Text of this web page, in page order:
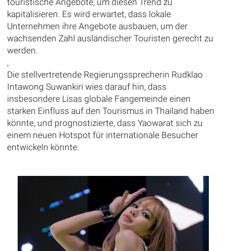
touristische Angebote, um diesen Trend zu
kapitalisieren. Es wird erwartet, dass lokale
Unternehmen ihre Angebote ausbauen, um der
wachsenden Zahl ausländischer Touristen gerecht zu
werden.
,
Die stellvertretende Regierungssprecherin Rudklao
Intawong Suwankiri wies darauf hin, dass
insbesondere Lisas globale Fangemeinde einen
starken Einfluss auf den Tourismus in Thailand haben
könnte, und prognostizierte, dass Yaowarat sich zu
einem neuen Hotspot für internationale Besucher
entwickeln könnte.